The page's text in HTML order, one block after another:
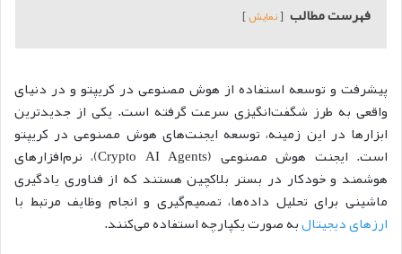
فهرست مطالب نمایش
پیشرفت و توسعه استفاده از هوش مصنوعی در کریپتو و در دنیای
واقعی به طرز شگفت‌انگیزی سرعت گرفته است. یکی از جدیدترین
ابزارها در این زمینه، توسعه ایجنت‌های هوش مصنوعی در کریپتو
است. ایجنت هوش مصنوعی (Crypto AI Agents)، نرم‌افزارهای
هوشمند و خودکار در بستر بلاکچین هستند که از فناوری یادگیری
ماشینی برای تحلیل داده‌ها، تصمیم‌گیری و انجام وظایف مرتبط با
ارزهای دیجیتالبه صورت یکپارچه استفاده می‌کنند.